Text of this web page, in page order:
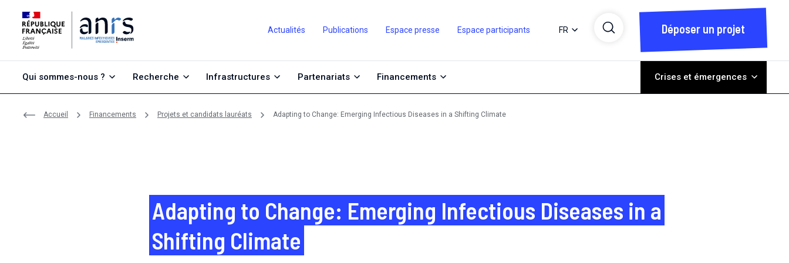
Actualités Publications Espace presse Espace participants FR Déposer un projet
Qui sommes-nous ? Recherche Infrastructures Partenariats Financements Crises et émergences
Accueil Financements Projets et candidats lauréats Adapting to Change: Emerging Infectious Diseases in a Shifting Climate
Adapting to Change: Emerging Infectious Diseases in a
Shifting Climate